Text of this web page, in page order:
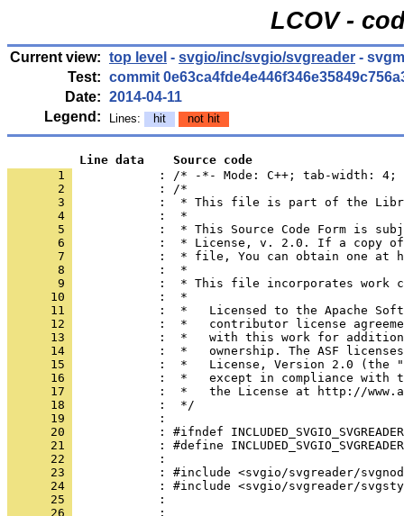
LCOV -
Current view: top level - svgio/inc/svgio/svgreader -
Test: commit
Date: 2014-04-11
Legend:
Lines: hit not hit
          Line data    Source code
       1
: /* -*- Mode: C++; tab-width:
       2
       3
       4
       5
       6
       7
       8
       9
      10
      11
      12
      13
      14
      15
      16
      17
      18
      19
      20
      21
      22
      23
      24
      25
      26